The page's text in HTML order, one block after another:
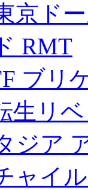
京ド
RMT
ブリ
生リ
ジア
ャイ